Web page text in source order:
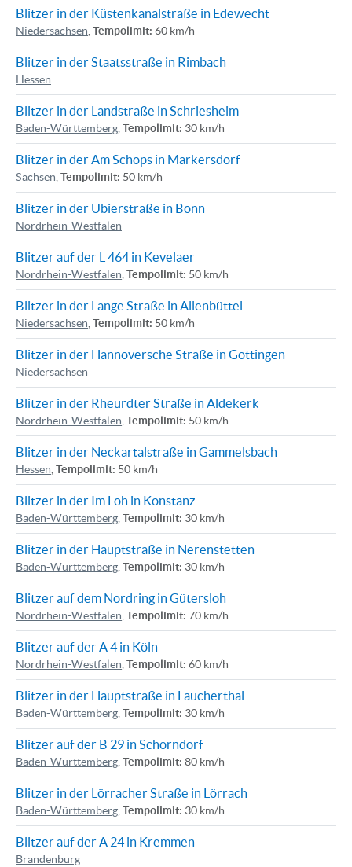
Blitzer in der Küstenkanalstraße in Edewecht
Niedersachsen Tempolimit: 60 km/h
Blitzer in der Staatsstraße in Rimbach
Hessen
Blitzer in der Landstraße in Schriesheim
Baden-Württemberg Tempolimit: 30 km/h
Blitzer in der Am Schöps in Markersdorf
Sachsen Tempolimit: 50 km/h
Blitzer in der Ubierstraße in Bonn
Nordrhein-Westfalen
Blitzer auf der L 464 in Kevelaer
Nordrhein-Westfalen Tempolimit: 50 km/h
Blitzer in der Lange Straße in Allenbüttel
Niedersachsen Tempolimit: 50 km/h
Blitzer in der Hannoversche Straße in Göttingen
Niedersachsen
Blitzer in der Rheurdter Straße in Aldekerk
Nordrhein-Westfalen Tempolimit: 50 km/h
Blitzer in der Neckartalstraße in Gammelsbach
Hessen Tempolimit: 50 km/h
Blitzer in der Im Loh in Konstanz
Baden-Württemberg Tempolimit: 30 km/h
Blitzer in der Hauptstraße in Nerenstetten
Baden-Württemberg Tempolimit: 30 km/h
Blitzer auf dem Nordring in Gütersloh
Nordrhein-Westfalen Tempolimit: 70 km/h
Blitzer auf der A 4 in Köln
Nordrhein-Westfalen Tempolimit: 60 km/h
Blitzer in der Hauptstraße in Laucherthal
Baden-Württemberg Tempolimit: 30 km/h
Blitzer auf der B 29 in Schorndorf
Baden-Württemberg Tempolimit: 80 km/h
Blitzer in der Lörracher Straße in Lörrach
Baden-Württemberg Tempolimit: 30 km/h
Blitzer auf der A 24 in Kremmen
Brandenburg